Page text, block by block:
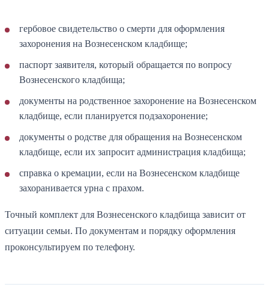
гербовое свидетельство о смерти для оформления
захоронения на Вознесенском кладбище;
паспорт заявителя, который обращается по вопросу
Вознесенского кладбища;
документы на родственное захоронение на Вознесенском
кладбище, если планируется подзахоронение;
документы о родстве для обращения на Вознесенском
кладбище, если их запросит администрация кладбища;
справка о кремации, если на Вознесенском кладбище
захоранивается урна с прахом.
Точный комплект для Вознесенского кладбища зависит от
ситуации семьи. По документам и порядку оформления
проконсультируем по телефону.